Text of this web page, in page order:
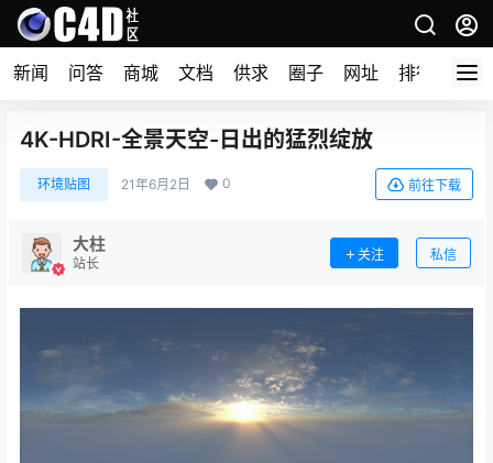
新闻 问答 商城 文档 供求 圈子 网址 排行榜
4K-HDRI-全景天空-日出的猛烈绽放
环境贴图 21年6月2日 0 前往下载
大柱
站长
关注 私信